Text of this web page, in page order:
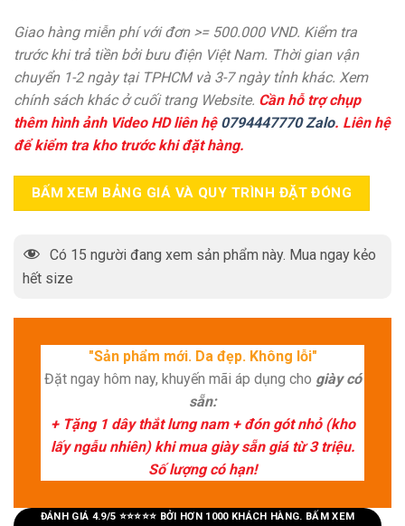
Giao hàng miễn phí với đơn >= 500.000 VND. Kiểm tra
trước khi trả tiền bởi bưu điện Việt Nam. Thời gian vận
chuyển 1-2 ngày tại TPHCM và 3-7 ngày tỉnh khác. Xem
chính sách khác ở cuối trang Website. Cần hỗ trợ chụp
thêm hình ảnh Video HD liên hệ 0794447770 Zalo. Liên hệ
để kiểm tra kho trước khi đặt hàng.
BẤM XEM BẢNG GIÁ VÀ QUY TRÌNH ĐẶT ĐÓNG
Có 15 người đang xem sản phẩm này. Mua ngay kẻo
hết size
"Sản phẩm mới. Da đẹp. Không lỗi"
Đặt ngay hôm nay, khuyến mãi áp dụng cho giày có
sẵn:
+ Tặng 1 dây thắt lưng nam + đón gót nhỏ (kho
lấy ngẫu nhiên) khi mua giày sẵn giá từ 3 triệu.
Số lượng có hạn!
ĐÁNH GIÁ 4.9/5 ⭐⭐⭐⭐⭐ BỞI HƠN 1000 KHÁCH HÀNG. BẤM XEM